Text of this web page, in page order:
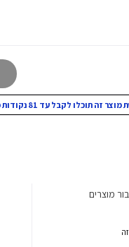
זה תוכלו לקבל עד 81 נקודות מועדון!
מוצרים